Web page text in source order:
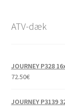
ATV-dæk
JOURNEY P328
72.50€
JOURNEY P3139